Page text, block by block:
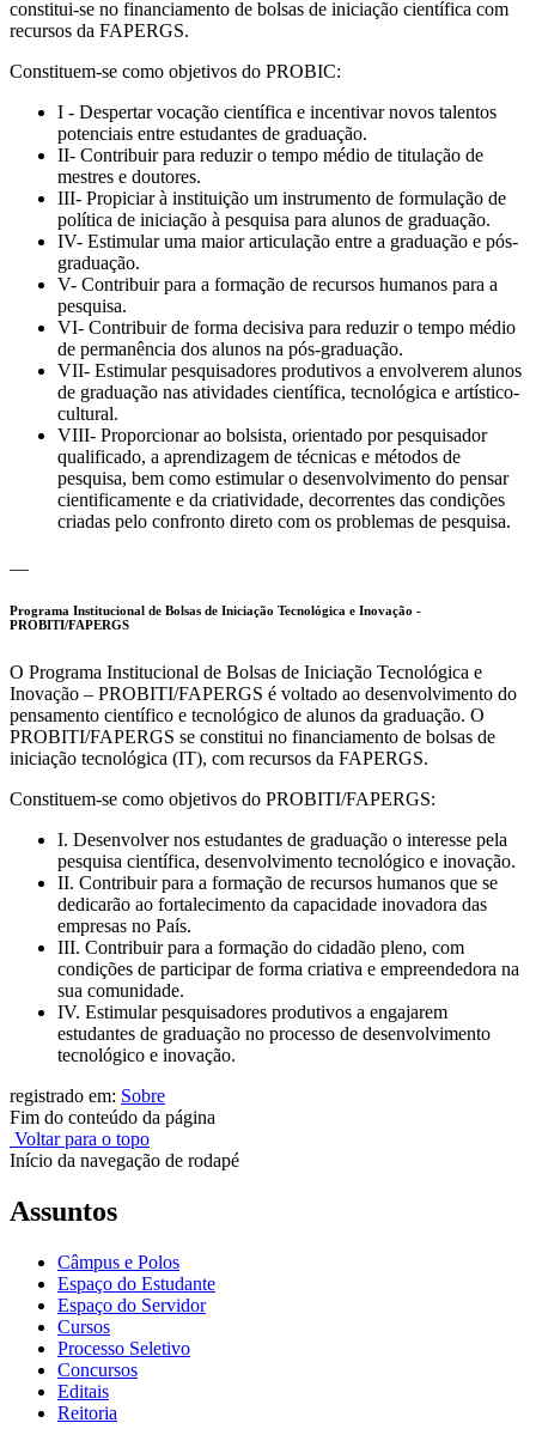
constitui-se no financiamento de bolsas de iniciação científica com
recursos da FAPERGS.
Constituem-se como objetivos do PROBIC:
I - Despertar vocação científica e incentivar novos talentos
potenciais entre estudantes de graduação.
II- Contribuir para reduzir o tempo médio de titulação de
mestres e doutores.
III- Propiciar à instituição um instrumento de formulação de
política de iniciação à pesquisa para alunos de graduação.
IV- Estimular uma maior articulação entre a graduação e pós-
graduação.
V- Contribuir para a formação de recursos humanos para a
pesquisa.
VI- Contribuir de forma decisiva para reduzir o tempo médio
de permanência dos alunos na pós-graduação.
VII- Estimular pesquisadores produtivos a envolverem alunos
de graduação nas atividades científica, tecnológica e artístico-
cultural.
VIII- Proporcionar ao bolsista, orientado por pesquisador
qualificado, a aprendizagem de técnicas e métodos de
pesquisa, bem como estimular o desenvolvimento do pensar
cientificamente e da criatividade, decorrentes das condições
criadas pelo confronto direto com os problemas de pesquisa.
Programa Institucional de Bolsas de Iniciação Tecnológica e Inovação -
PROBITI/FAPERGS
O Programa Institucional de Bolsas de Iniciação Tecnológica e
Inovação – PROBITI/FAPERGS é voltado ao desenvolvimento do
pensamento científico e tecnológico de alunos da graduação. O
PROBITI/FAPERGS se constitui no financiamento de bolsas de
iniciação tecnológica (IT), com recursos da FAPERGS.
Constituem-se como objetivos do PROBITI/FAPERGS:
I. Desenvolver nos estudantes de graduação o interesse pela
pesquisa científica, desenvolvimento tecnológico e inovação.
II. Contribuir para a formação de recursos humanos que se
dedicarão ao fortalecimento da capacidade inovadora das
empresas no País.
III. Contribuir para a formação do cidadão pleno, com
condições de participar de forma criativa e empreendedora na
sua comunidade.
IV. Estimular pesquisadores produtivos a engajarem
estudantes de graduação no processo de desenvolvimento
tecnológico e inovação.
registrado em: Sobre
Fim do conteúdo da página
Voltar para o topo
Início da navegação de rodapé
Assuntos
Câmpus e Polos
Espaço do Estudante
Espaço do Servidor
Cursos
Processo Seletivo
Concursos
Editais
Reitoria